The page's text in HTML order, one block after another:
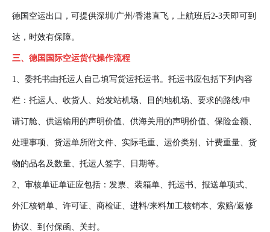
德国空运出口，可提供深圳/广州/香港直飞，上航班后2-3天即可到
达，时效有保障。
三、德国国际空运货代操作流程
1、委托书由托运人自己填写货运托运书。托运书应包括下列内容
栏：托运人、收货人、始发站机场、目的地机场、要求的路线/申
请订舱、供运输用的声明价值、供海关用的声明价值、保险金额、
处理事项、货运单所附文件、实际毛重、运价类别、计费重量、货
物的品名及数量、托运人签字、日期等。
2、审核单证单证应包括：发票、装箱单、托运书、报送单项式、
外汇核销单、许可证、商检证、进料/来料加工核销本、索赔/返修
协议、到付保函、关封。